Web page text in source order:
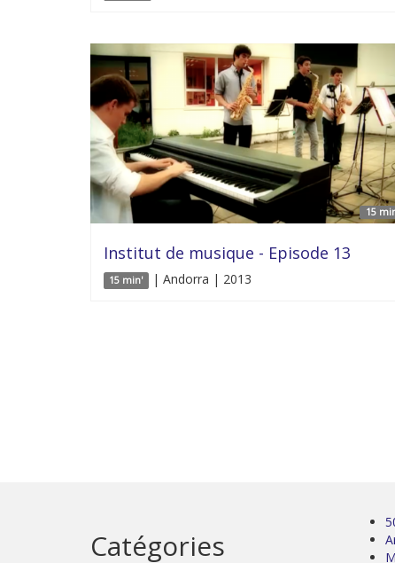
15
Institut de musique - Episode 13
15 min' | Andorra | 2013
Catégories